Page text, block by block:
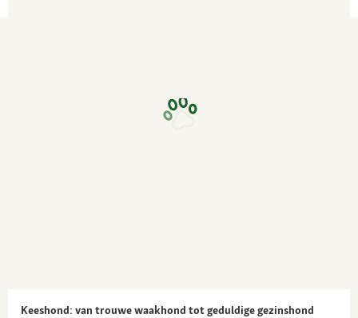
Keeshond: van trouwe waakhond tot geduldige gezinshond